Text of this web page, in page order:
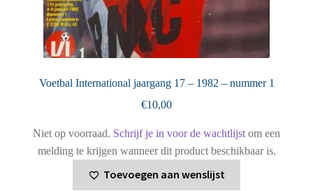
Voetbal International jaargang 17 – 1982 – nummer 1
€10,00
Niet op voorraad. Schrijf je in voor de wachtlijst om een
melding te krijgen wanneer dit product beschikbaar is.
Toevoegen aan wenslijst